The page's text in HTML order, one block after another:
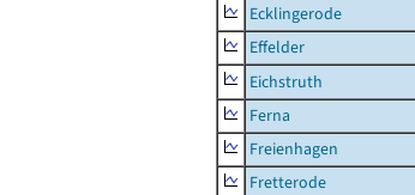
Ecklingerode
Effelder
Eichstruth
Ferna
Freienhagen
Fretterode